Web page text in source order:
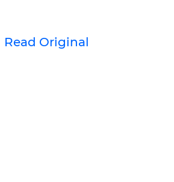
Read Original